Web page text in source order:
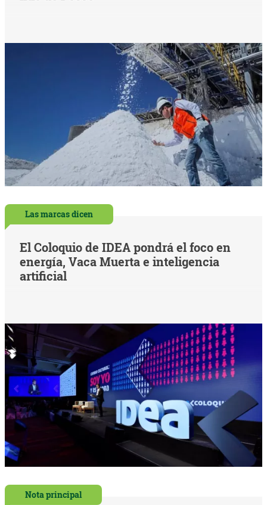
Las marcas dicen
El Coloquio de IDEA pondrá el foco en
energía, Vaca Muerta e inteligencia
artificial
Nota principal